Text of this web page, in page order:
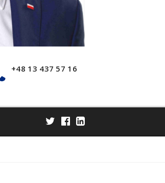
+48 13 437 57 16